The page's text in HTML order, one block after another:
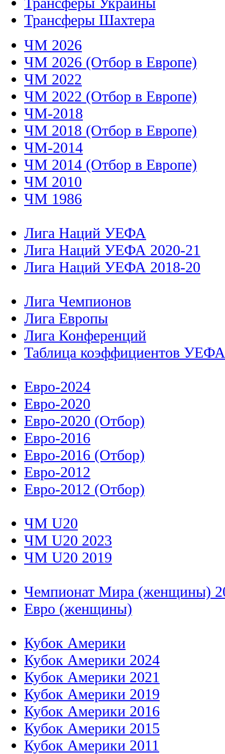
Трансферы Шахтера
ЧМ 2026
ЧМ 2026 (Отбор в Европе)
ЧМ 2022
ЧМ 2022 (Отбор в Европе)
ЧМ-2018
ЧМ 2018 (Отбор в Европе)
ЧМ-2014
ЧМ 2014 (Отбор в Европе)
ЧМ 2010
ЧМ 1986
Лига Наций УЕФА
Лига Наций УЕФА 2020-21
Лига Наций УЕФА 2018-20
Лига Чемпионов
Лига Европы
Лига Конференций
Таблица коэффициентов УЕФА
Евро-2024
Евро-2020
Евро-2020 (Отбор)
Евро-2016
Евро-2016 (Отбор)
Евро-2012
Евро-2012 (Отбор)
ЧМ U20
ЧМ U20 2023
ЧМ U20 2019
Чемпионат Мира (женщины)
Евро (женщины)
Кубок Америки
Кубок Америки 2024
Кубок Америки 2021
Кубок Америки 2019
Кубок Америки 2016
Кубок Америки 2015
Кубок Америки 2011